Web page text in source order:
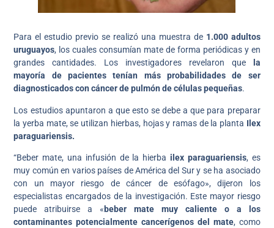
Para el estudio previo se realizó una muestra de 1.000 adultos
uruguayos, los cuales consumían mate de forma periódicas y en
grandes cantidades. Los investigadores revelaron que
la
mayoría de pacientes tenían más probabilidades de ser
diagnosticados con cáncer de pulmón de células pequeñas.
Los estudios apuntaron a que esto se debe a que para preparar
la yerba mate, se utilizan hierbas, hojas y ramas de la planta Ilex
paraguariensis.
“Beber mate, una infusión de la hierbailex paraguariensis, es
muy común en varios países de América del Sur y se ha asociado
con un mayor riesgo de cáncer de esófago», dijeron los
especialistas encargados de la investigación. Este mayor riesgo
puede atribuirse a «beber mate muy caliente o a los
contaminantes potencialmente cancerígenos del mate, como